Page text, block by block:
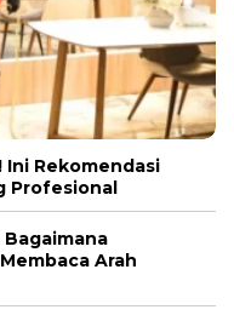
Ini Rekomendasi
Profesional
Arah